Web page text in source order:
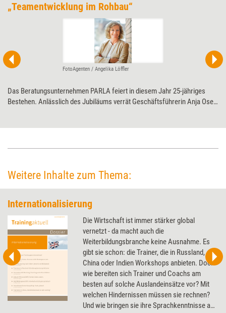
„Teamentwicklung im Rohbau“
FotoAgenten / Angelika Löffler
Das Beratungsunternehmen PARLA feiert in diesem Jahr 25-jähriges
Bestehen. Anlässlich des Jubiläums verrät Geschäftsführerin Anja Oser
Weitere Inhalte zum Thema:
Internationalisierung
Die Wirtschaft ist immer stärker global
vernetzt - da macht auch die
Weiterbildungsbranche keine Ausnahme. Es
gibt sie schon: die Trainer, die in Russland,
China oder Indien Workshops anbieten. Doch
wie bereiten sich Trainer und Coachs am
besten auf solche Auslandeinsätze vor? Mit
welchen Hindernissen müssen sie rechnen?
Und wie bringen sie ihre Sprachkenntnisse auf